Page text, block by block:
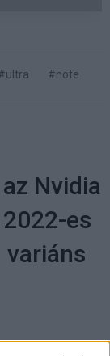
#note
Nvidia
es